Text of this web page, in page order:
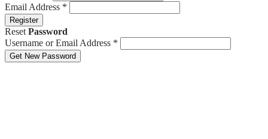
Email Address *
Register
Reset Password
Username or Email Address *
Get New Password